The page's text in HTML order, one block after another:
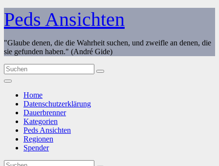
Zum
Inhalt
springen
Peds Ansichten
"Glaube denen, die die Wahrheit suchen, und zweifle an denen, die
sie gefunden haben." (André Gide)
Home
Datenschutzerklärung
Dauerbrenner
Kategorien
Peds Ansichten
Regionen
Spender